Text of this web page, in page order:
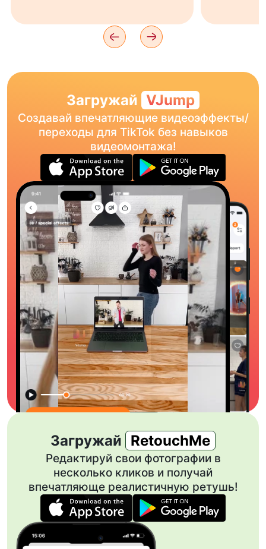
Загружай VJump
Создавай впечатляющие видеоэффекты/
переходы для TikTok без навыков
видеомонтажа!
Загружай RetouchMe
Редактируй свои фотографии в
несколько кликов и получай
впечатляюще реалистичную ретушь!